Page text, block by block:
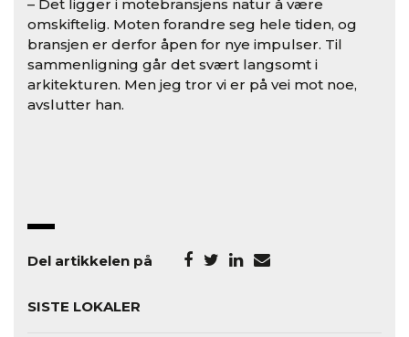
– Det ligger i motebransjens natur å være
omskiftelig. Moten forandre seg hele tiden, og
bransjen er derfor åpen for nye impulser. Til
sammenligning går det svært langsomt i
arkitekturen. Men jeg tror vi er på vei mot noe,
avslutter han.
Del artikkelen på
SISTE LOKALER